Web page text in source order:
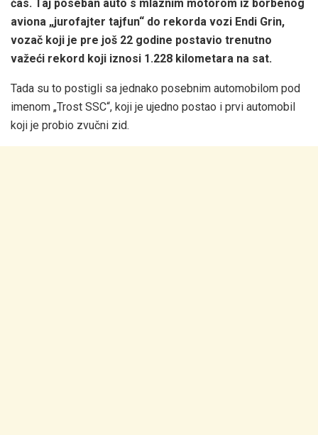
čas. Taj poseban auto s mlaznim motorom iz borbenog
aviona „jurofajter tajfun“ do rekorda vozi Endi Grin,
vozač koji je pre još 22 godine postavio trenutno
važeći rekord koji iznosi 1.228 kilometara na sat.
Tada su to postigli sa jednako posebnim automobilom pod
imenom „Trost SSC“, koji je ujedno postao i prvi automobil
koji je probio zvučni zid.